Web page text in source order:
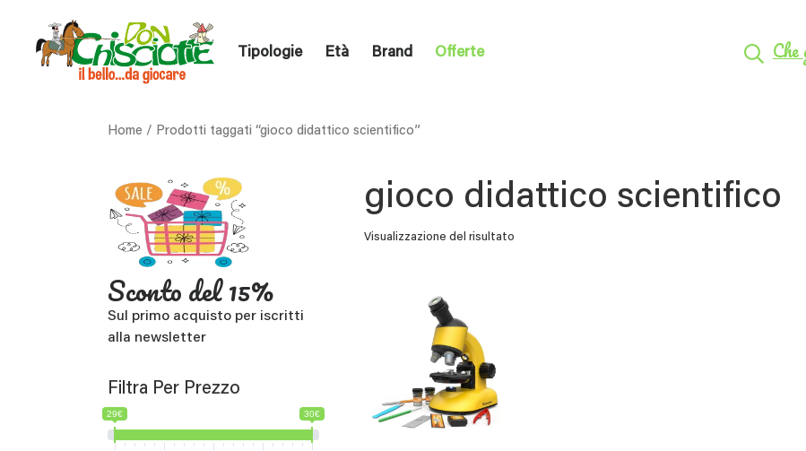
Tipologie Età Brand Offerte
Home / Prodotti taggati “gioco didattico scientifico”
Sconto del 15%
Sul primo acquisto per iscritti
alla newsletter
Filtra Per Prezzo
29€ 30€
gioco didattico scientifico
Visualizzazione del risultato